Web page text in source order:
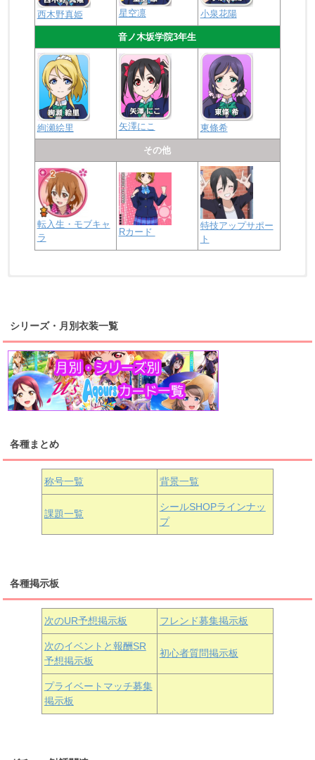
西木野真姫 星空凛 小泉花陽
音ノ木坂学院3年生
絢瀬絵里 矢澤にこ 東條希
その他
転入生・モブキャ
ラ
Rカード
特技アップサポー
ト
桜内梨子 高海千歌 渡辺曜
浦の星女学院1年生
津島善子 黒澤ルビィ
浦の星女学院3年生
黒澤ダイヤ
上原歩夢 宮下愛 優木せつ菜
虹ヶ咲学園1年生
中須かすみ 天王寺璃奈
朝香果林 近江彼方 エマ・ヴェルデ
シリーズ・月別衣装一覧
各種まとめ
称号一覧 背景一覧
課題一覧
シールSHOPラインナッ
プ
各種掲示板
次のUR予想掲示板 フレンド募集掲示板
次のイベントと報酬SR
予想掲示板
初心者質問掲示板
プライベートマッチ募集
掲示板